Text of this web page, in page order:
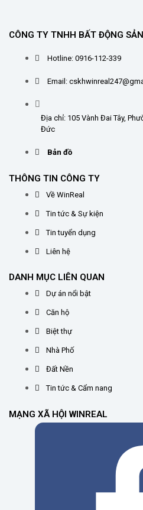
CÔNG TY TNHH BẤT ĐỘNG
Hotline: 0916-112-339
Email:
Địa chỉ: 105 Vành Đai Tây,
Đức
Bản đồ
THÔNG TIN CÔNG TY
Về WinReal
Tin tức & Sự kiện
Tin tuyển dụng
Liên hệ
DANH MỤC LIÊN QUAN
Dự án nổi bật
Căn hộ
Biệt thự
Nhà Phố
Đất Nền
Tin tức & Cẩm nang
MẠNG XÃ HỘI WINREAL